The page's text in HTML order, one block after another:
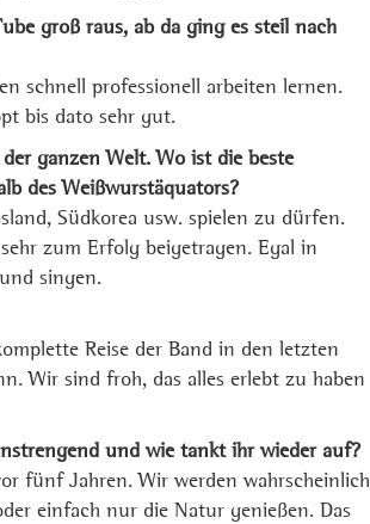
groß raus, ab da ging es steil nach
schnell professionell arbeiten lernen.
bis dato sehr gut.
ganzen Welt. Wo ist die beste
des Weißwurstäquators?
Südkorea usw. spielen zu dürfen.
zum Erfolg beigetragen. Egal in
singen.
Reise der Band in den letzten
Wir sind froh, das alles erlebt zu haben
und wie tankt ihr wieder auf?
fünf Jahren. Wir werden wahrscheinlich
einfach nur die Natur genießen. Das